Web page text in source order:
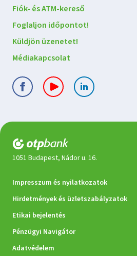
Lépjen
kapcsolatba
velünk
Fiók- és ATM-kereső
Foglaljon időpontot!
Küldjön üzenetet!
Médiakapcsolat
1051 Budapest, Nádor u. 16.
Jogi
dokumentumok
Impresszum és nyilatkozatok
Hirdetmények és üzletszabályzatok
Etikai bejelentés
Pénzügyi Navigátor
Adatvédelem